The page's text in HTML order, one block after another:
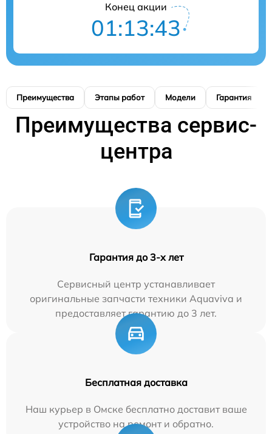
Конец акции
01:13:42
Преимущества Этапы работ Модели Гарантия
Преимущества сервис-
центра
Гарантия до 3-х лет
Сервисный центр устанавливает
оригинальные запчасти техники Aquaviva и
предоставляет гарантию до 3 лет.
Бесплатная доставка
Наш курьер в Омске бесплатно доставит ваше
устройство на ремонт и обратно.